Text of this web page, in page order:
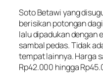
Soto Betawi yang
berisikan potongan
lalu dipadukan dengan
sambal pedas. Tidak
tempat lainnya. Harga
Rp42.000 hingga